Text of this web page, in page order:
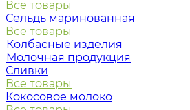
Все товары
Сельдь маринованная
Все товары
Колбасные изделия
Молочная продукция
Сливки
Все товары
Кокосовое молоко